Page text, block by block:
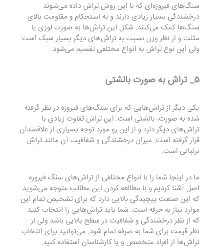
سنگ‌های فیروزه‌ای که با این روش تراش داده می‌شوند
درخشندگی بسیار زیادی دارند و به استحکام و مقاومت بالای
سنگ‌ها کمک می‌کنند. شکل این تراش‌ها به صورت لوزی یا
مثلث و از نظر وزن نسبت به تراش‌های دیگر بسیار سبک است
ولی این نوع تراش به انواع مختلفی تقسیم می‌شود.
۵_ تراش به صورت بالشتی
یکی دیگر از تراش‌هایی که برای سنگ‌های فیروزه در نظر گرفته
شده به صورت، بالشتی است. این تراش تفاوت زیادی با
تراش‌های دیگر دارد و از این رو مورد توجه بسیاری از علاقمندان
قرار گرفته است. میزان درخشندگی و شفافیت آن مانند تراش
برلیانی است.
ما در اینجا شما را با انواع مختلفی از تراش‌های سنگ فیروزه
اصل آشنا کردیم و با مطالعه کردن این مطالب متوجه می‌شوید
که این صنعت پیچیدگی بالایی دارد که برای تشخیص تمام این
موارد نیاز به حرفه است. شما باید تراش‌هایی را انتخاب کنید
که از نظر درخشندگی و شفافیت در سطح بالایی باشد ولی از
نظر قیمت برای شما به صرفه تمام شود. می‌توانید برای انتخاب
تراش‌ها از افراد متخصص و یا کارشناسان استفاده کنید.